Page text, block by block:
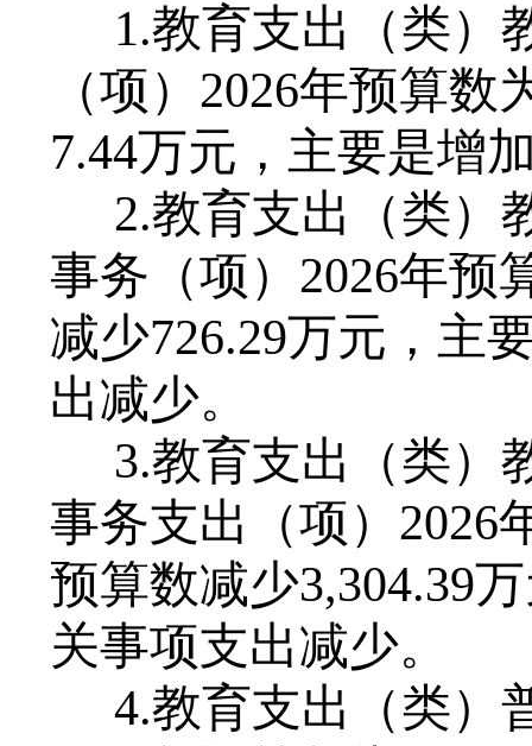
1.教育支出（类）
（项）2026年预算数
7.44万元，主要是增
2.教育支出（类）
事务（项）2026年预
减少726.29万元，主
出减少。
3.教育支出（类）
事务支出（项）2026
预算数减少3,304.39
关事项支出减少。
4.教育支出（类）